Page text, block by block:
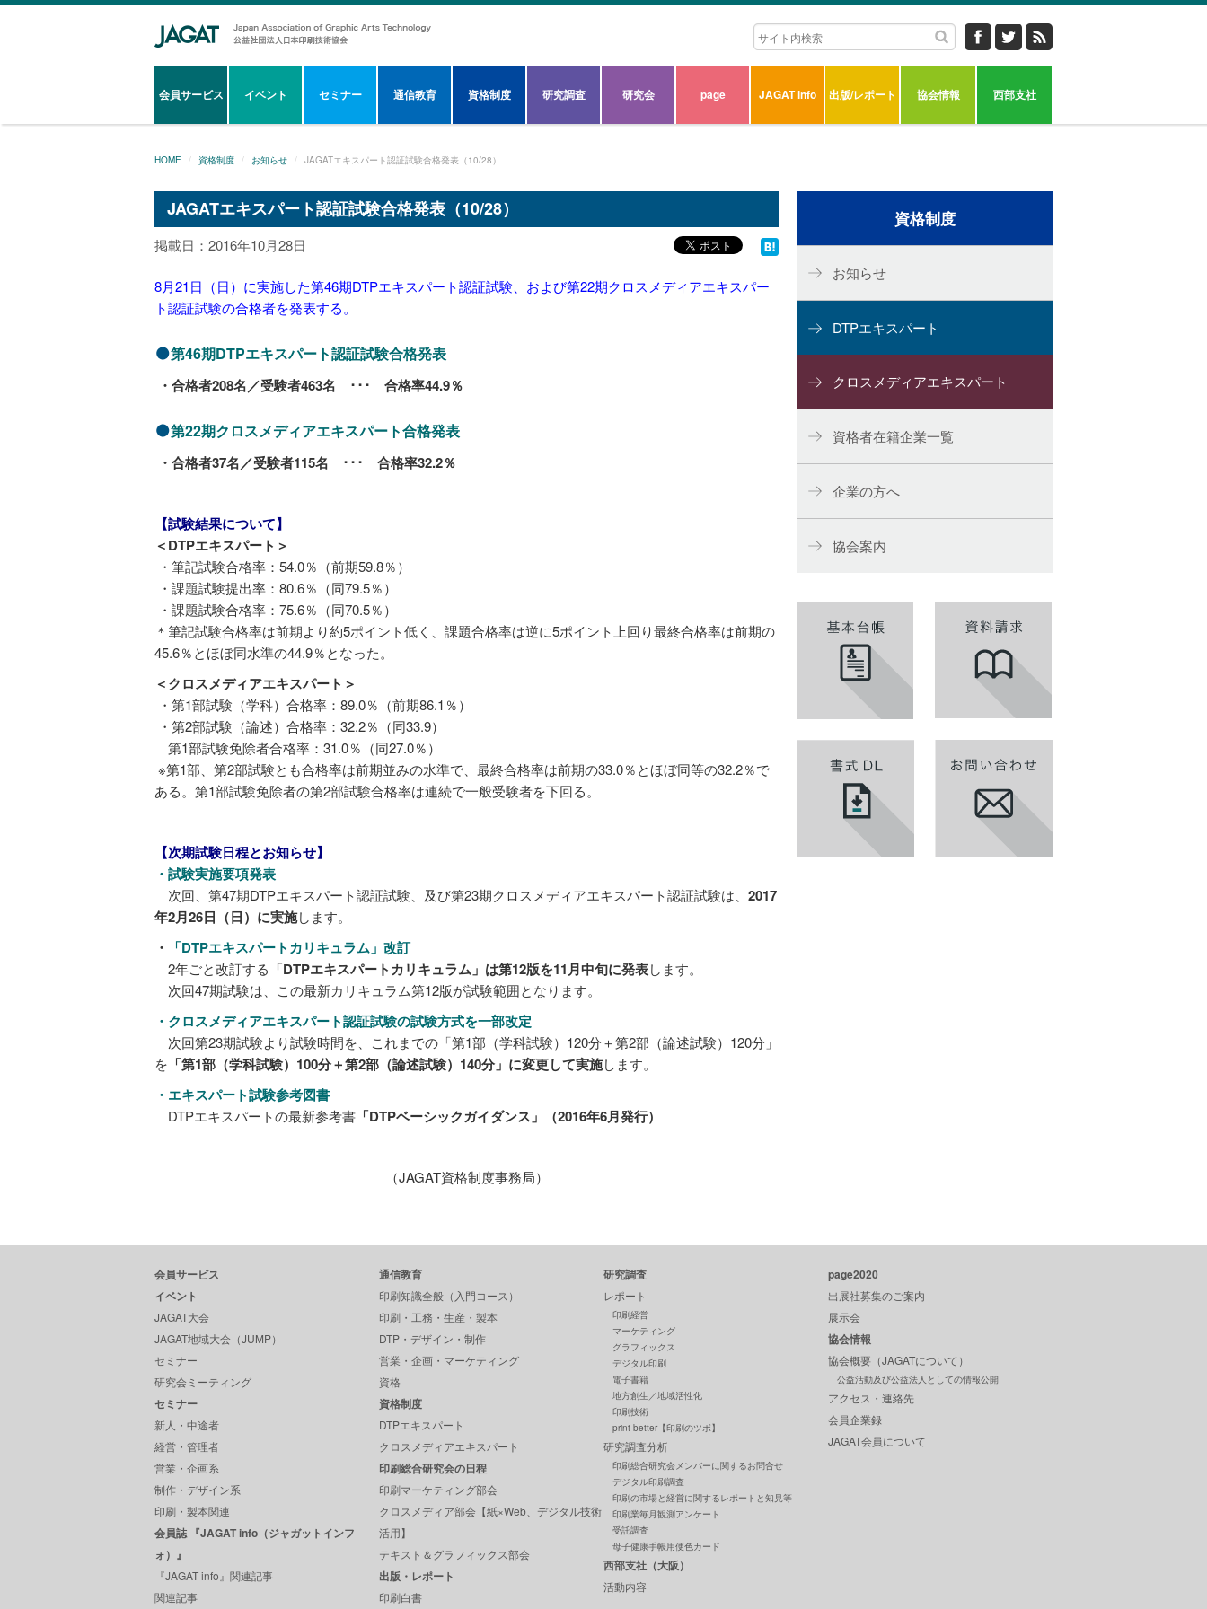
会員サービス イベント セミナー 通信教育 資格制度 研究調査 研究会 page JAGAT info 出版/レポート 協会情報 西部支社
HOME 資格制度 お知らせ JAGATエキスパート認証試験合格発表（10/28）
JAGATエキスパート認証試験合格発表（10/28）
掲載日：2016年10月28日
8月21日（日）に実施した第46期DTPエキスパート認証試験、および第22期クロスメディアエキスパー
ト認証試験の合格者を発表する。
第46期DTPエキスパート認証試験合格発表
・合格者208名／受験者463名 ･･･ 合格率44.9％
第22期クロスメディアエキスパート合格発表
・合格者37名／受験者115名 ･･･ 合格率32.2％
【試験結果について】
＜DTPエキスパート＞
・筆記試験合格率：54.0％（前期59.8％）
・課題試験提出率：80.6％（同79.5％）
・課題試験合格率：75.6％（同70.5％）
＊筆記試験合格率は前期より約5ポイント低く、課題合格率は逆に5ポイント上回り最終合格率は前期の
45.6％とほぼ同水準の44.9％となった。
＜クロスメディアエキスパート＞
・第1部試験（学科）合格率：89.0％（前期86.1％）
・第2部試験（論述）合格率：32.2％（同33.9）
第1部試験免除者合格率：31.0％（同27.0％）
※第1部、第2部試験とも合格率は前期並みの水準で、最終合格率は前期の33.0％とほぼ同等の32.2％で
ある。第1部試験免除者の第2部試験合格率は連続で一般受験者を下回る。
【次期試験日程とお知らせ】
・試験実施要項発表
次回、第47期DTPエキスパート認証試験、及び第23期クロスメディアエキスパート認証試験は、 2017
年2月26日（日）に実施します。
・ 「DTPエキスパートカリキュラム」改訂
2年ごと改訂する 「DTPエキスパートカリキュラム」は第12版を11月中旬に発表します。
次回47期試験は、この最新カリキュラム第12版が試験範囲となります。
・クロスメディアエキスパート認証試験の試験方式を一部改定
次回第23期試験より試験時間を、これまでの「第1部（学科試験）120分＋第2部（論述試験）120分」
を 「第1部（学科試験）100分＋第2部（論述試験）140分」に変更して実施します。
・エキスパート試験参考図書
DTPエキスパートの最新参考書 「DTPベーシックガイダンス」（2016年6月発行）
（JAGAT資格制度事務局）
資格制度
お知らせ
DTPエキスパート
クロスメディアエキスパート
資格者在籍企業一覧
企業の方へ
協会案内
会員サービス
イベント
JAGAT大会
JAGAT地域大会（JUMP）
セミナー
研究会ミーティング
セミナー
新人・中途者
経営・管理者
営業・企画系
制作・デザイン系
印刷・製本関連
会員誌 『JAGAT info（ジャガットインフ
ォ）』
『JAGAT info』関連記事
関連記事
通信教育
印刷知識全般（入門コース）
印刷・工務・生産・製本
DTP・デザイン・制作
営業・企画・マーケティング
資格
資格制度
DTPエキスパート
クロスメディアエキスパート
印刷総合研究会の日程
印刷マーケティング部会
クロスメディア部会【紙×Web、デジタル技術
活用】
テキスト＆グラフィックス部会
出版・レポート
印刷白書
研究調査
レポート
印刷経営
マーケティング
グラフィックス
デジタル印刷
電子書籍
地方創生／地域活性化
印刷技術
print-better【印刷のツボ】
研究調査分析
印刷総合研究会メンバーに関するお問合せ
デジタル印刷調査
印刷の市場と経営に関するレポートと知見等
印刷業毎月観測アンケート
受託調査
母子健康手帳用便色カード
西部支社（大阪）
活動内容
page2020
出展社募集のご案内
展示会
協会情報
協会概要（JAGATについて）
公益活動及び公益法人としての情報公開
アクセス・連絡先
会員企業録
JAGAT会員について